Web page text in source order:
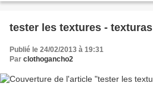
tester les textures - texturas
Publié le 24/02/2013 à 19:31
Par clothogancho2